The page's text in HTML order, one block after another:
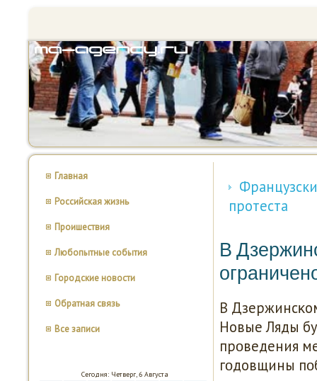
Главная
Российская жизнь
Проишествия
Любопытные события
Городские новости
Обратная связь
Все записи
Сегодня: Четверг, 6 Августа
протеста
В
В
Новые Ляды
прοведения
гοдовщины